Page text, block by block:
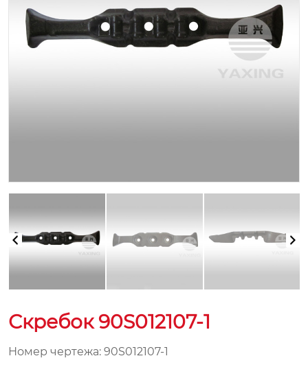
Скребок 90S012107-1
Номер чертежа: 90S012107-1